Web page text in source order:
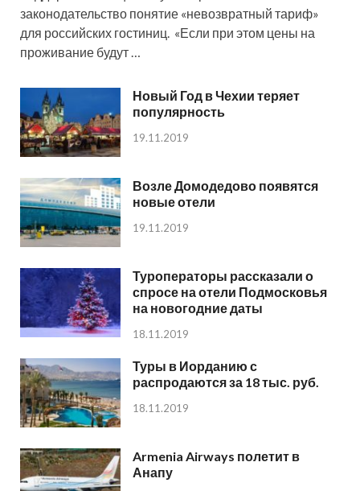
законодательство понятие «невозвратный тариф»
для российских гостиниц. «Если при этом цены на
проживание будут …
Новый Год в Чехии теряет
популярность
19.11.2019
Возле Домодедово появятся
новые отели
19.11.2019
Туроператоры рассказали о
спросе на отели Подмосковья
на новогодние даты
18.11.2019
Туры в Иорданию с
распродаются за 18 тыс. руб.
18.11.2019
Armenia Airways полетит в
Анапу